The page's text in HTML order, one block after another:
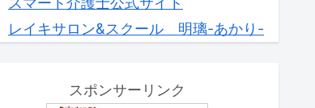
レイキサロン&スクール 明璃-あかり-
スポンサーリンク